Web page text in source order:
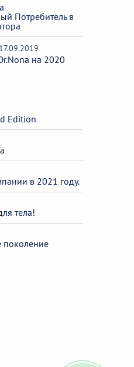
Потребитель в
17.09.2019
на 2020
Edition
в 2021 году.
тела!
поколение